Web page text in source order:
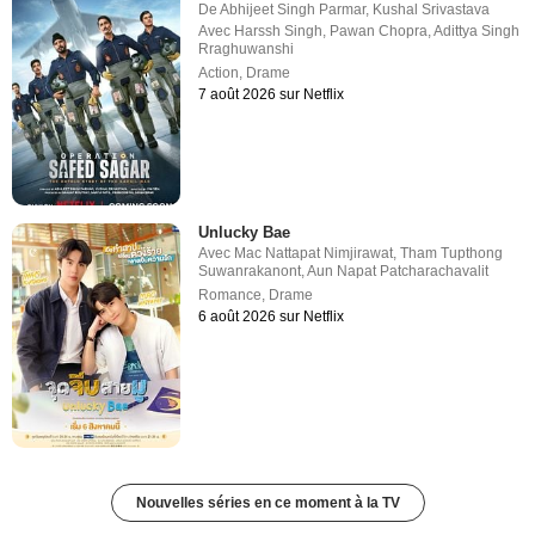
DeAbhijeet Singh Parmar, Kushal Srivastava
Avec Harssh Singh, Pawan Chopra,Adittya Singh
Rraghuwanshi
Action, Drame
7 août 2026 sur Netflix
Unlucky Bae
Avec Mac Nattapat Nimjirawat ,Tham Tupthong
Suwanrakanont ,Aun Napat Patcharachavalit
Romance Drame
6 août 2026 sur Netflix
Nouvelles séries en ce moment à la TV